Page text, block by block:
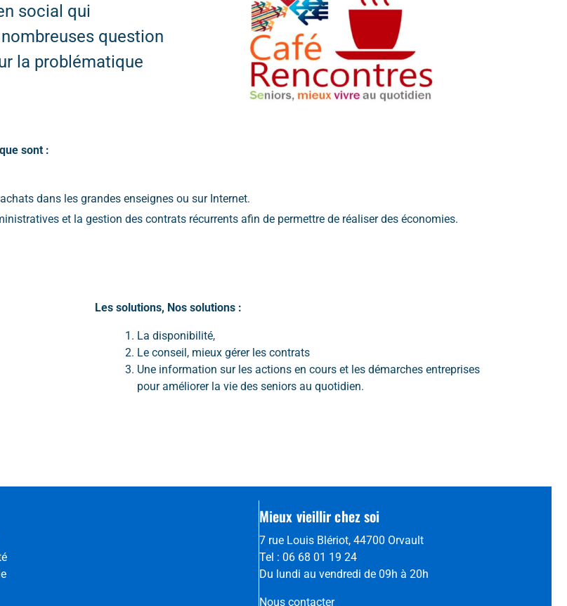
social qui
question
la problématique
sont :
dans les grandes enseignes ou sur Internet.
et la gestion des contrats récurrents afin de permettre de réaliser des économies.
Les solutions, Nos solutions :
La disponibilité,
Le conseil, mieux gérer les contrats
Une information sur les actions en cours et les démarches entreprises
pour améliorer la vie des seniors au quotidien.
Mieux vieillir chez soi
7 rue Louis Blériot, 44700 Orvault
Tel : 06 68 01 19 24
Du lundi au vendredi de 09h à 20h
Nous contacter